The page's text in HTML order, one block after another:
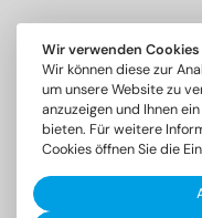
Wir verwenden Cookies
Wir können diese zur
um unsere Website zu
anzuzeigen und Ihnen
bieten. Für weitere
Cookies öffnen Sie die